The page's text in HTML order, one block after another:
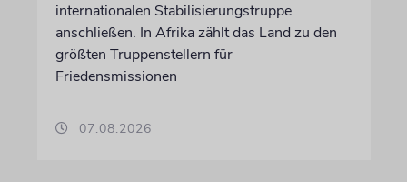
internationalen Stabilisierungstruppe
anschließen. In Afrika zählt das Land zu den
größten Truppenstellern für
Friedensmissionen
07.08.2026